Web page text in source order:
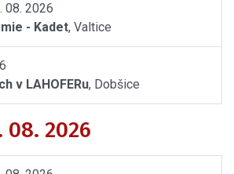
08. 2026
- Kadet, Valtice
v LAHOFERu, Dobšice
08. 2026